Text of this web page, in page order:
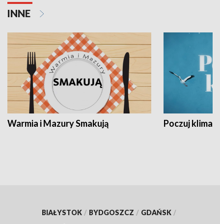
INNE
Warmia i Mazury Smakują Poczuj klimat
BIAŁYSTOK / BYDGOSZCZ / GDAŃSK /